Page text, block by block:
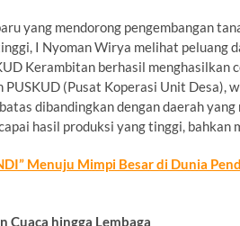
yang mendorong pengembangan
I Nyoman Wirya melihat peluang
Kerambitan berhasil menghasilkan
(Pusat Koperasi Unit Desa),
dibandingkan dengan daerah
hasil produksi yang tinggi,
Menuju Mimpi Besar di Dunia
Cuaca hingga Lembaga